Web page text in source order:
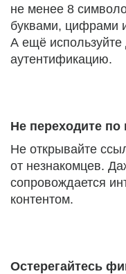
не менее 8
буквами, цифрами
А ещё
аутентификацию.
Не переходите
Не открывайте
от незнакомцев.
сопровождается
контентом.
Остерегайтесь